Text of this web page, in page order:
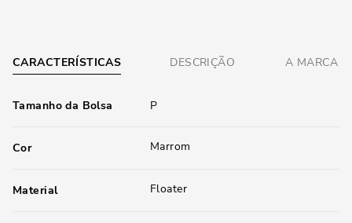
CARACTERÍSTICAS DESCRIÇÃO A MARCA
Tamanho da Bolsa P
Cor Marrom
Material Floater